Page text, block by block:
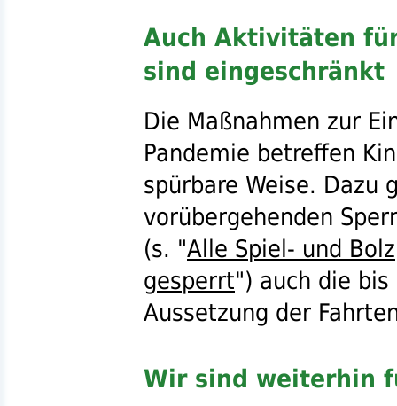
Auch Aktivitäten
sind eingeschränkt
Die Maßnahmen zur
Pandemie betreffen
spürbare Weise. Dazu
vorübergehenden
(s. "Alle Spiel- und
gesperrt") auch die
Aussetzung der
Wir sind weiterhin